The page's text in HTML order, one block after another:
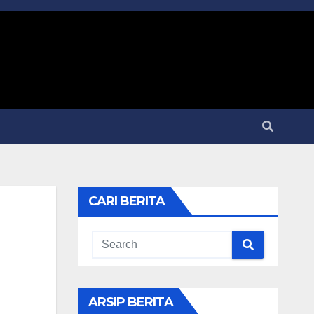
CARI BERITA
ARSIP BERITA